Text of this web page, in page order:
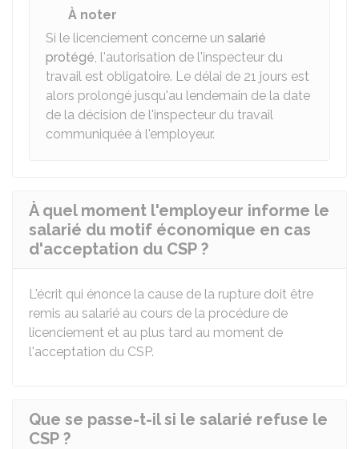
À noter
Si le licenciement concerne un salarié
protégé, l'autorisation de l'inspecteur du
travail est obligatoire. Le délai de 21 jours est
alors prolongé jusqu'au lendemain de la date
de la décision de l'inspecteur du travail
communiquée à l'employeur.
À quel moment l'employeur informe le
salarié du motif économique en cas
d'acceptation du CSP ?
L'écrit qui énonce la cause de la rupture doit être
remis au salarié au cours de la procédure de
licenciement et au plus tard au moment de
l'acceptation du CSP.
Que se passe-t-il si le salarié refuse le
CSP ?